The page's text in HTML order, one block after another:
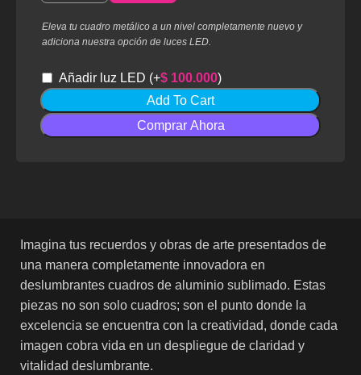
Eleva tu cuadro metálico a un nivel completamente nuevo y
adiciona nuestra opción de luces LED.
Añadir luz LED (+$ 100.000)
Add To Cart
Comprar Ahora
Imagina tus recuerdos y obras de arte presentados de
una manera completamente innovadora en
deslumbrantes cuadros de aluminio sublimado. Estas
piezas no son solo cuadros; son el punto donde la
excelencia se encuentra con la creatividad, donde cada
imagen cobra vida en un despliegue de claridad y
vitalidad deslumbrante.